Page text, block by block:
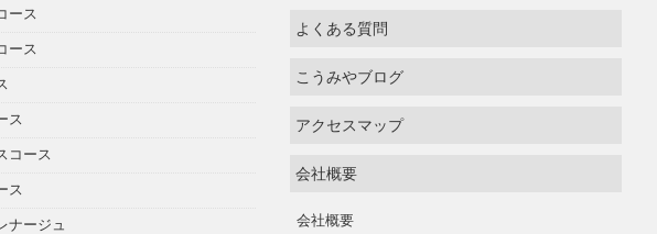
ース
ース
ス
コース
ス
ナージュ
よくある質問
こうみやブログ
アクセスマップ
会社概要
会社概要